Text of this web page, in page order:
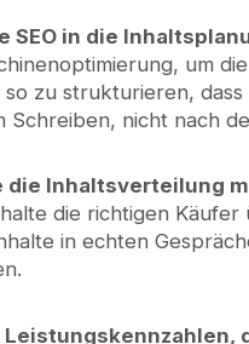
SEO in die
um
zu strukturieren,
Schreiben, nicht nach
die Inhaltsverteilung
die richtigen
in echten